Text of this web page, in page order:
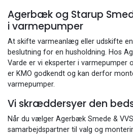
Agerbæk og Starup
i varmepumper
At skifte varmeanlæg eller udskifte
beslutning for en husholdning. Hos
Varde er vi eksperter i varmepumper
er KMO godkendt og kan derfor
varmepumper.
Vi skræddersyer den
Når du vælger Agerbæk Smede &
samarbejdspartner til valg og